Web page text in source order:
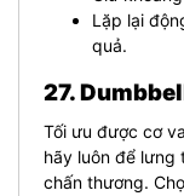
Lặp lại
quả.
27.
Tối ưu được cơ
hãy luôn để lưng
chấn thương.